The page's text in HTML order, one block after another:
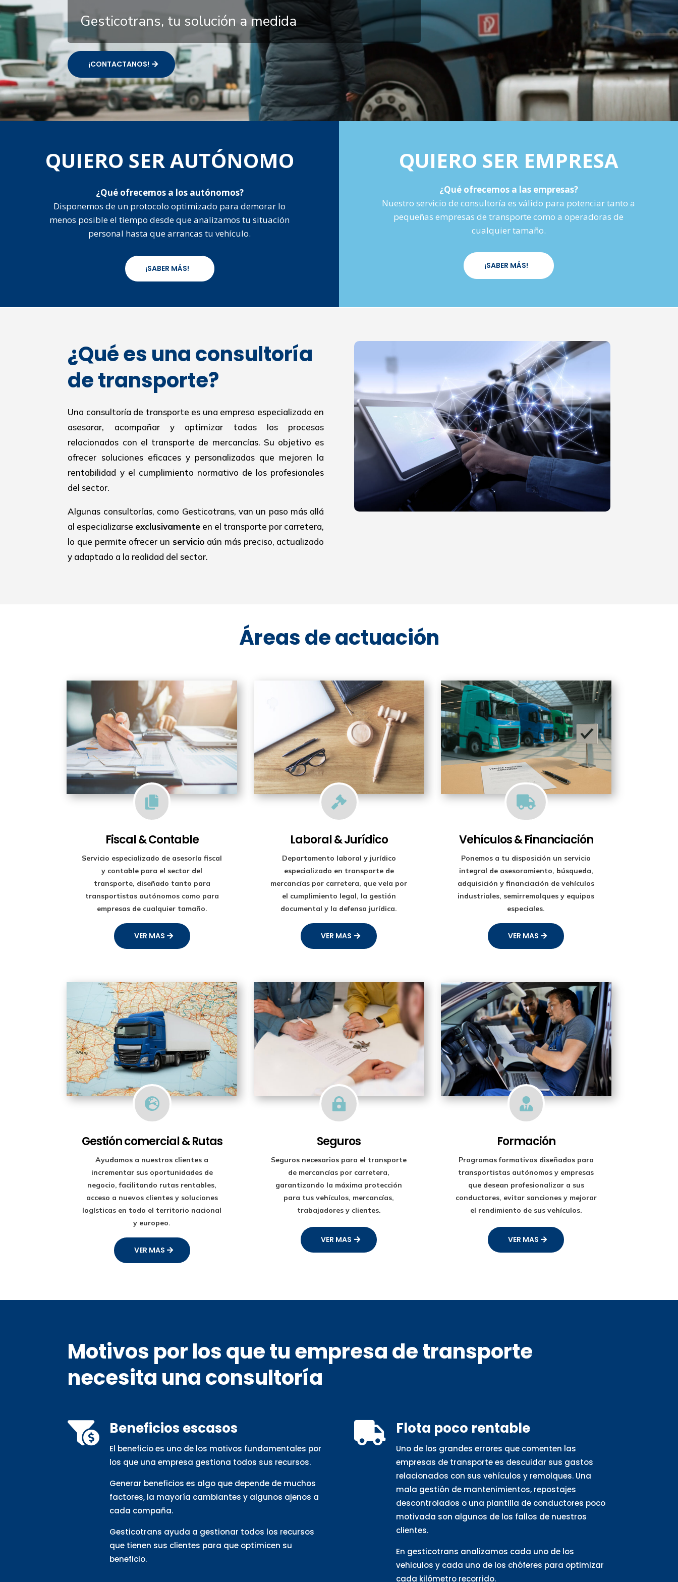
Gesticotrans, tu solución a medida
¡CONTACTANOS!
QUIERO SER AUTÓNOMO
¿Qué ofrecemos a los autónomos?
Disponemos de un protocolo optimizado para demorar lo
menos posible el tiempo desde que analizamos tu situación
personal hasta que arrancas tu vehículo.
¡SABER MÁS!
QUIERO SER EMPRESA
¿Qué ofrecemos a las empresas?
Nuestro servicio de consultoría es válido para potenciar tanto a
pequeñas empresas de transporte como a operadoras de
cualquier tamaño.
¡SABER MÁS!
¿Qué es una consultoría
de transporte?
Una consultoría de transporte es una empresa especializada en
asesorar, acompañar y optimizar todos los procesos
relacionados con el transporte de mercancías. Su objetivo es
ofrecer soluciones eficaces y personalizadas que mejoren la
rentabilidad y el cumplimiento normativo de los profesionales
del sector.
Algunas consultorías, como Gesticotrans, van un paso más allá
al especializarse exclusivamente en el transporte por carretera,
lo que permite ofrecer un servicio aún más preciso, actualizado
y adaptado a la realidad del sector.
Áreas de actuación

Fiscal & Contable
Servicio especializado de asesoría fiscal
y contable para el sector del
transporte, diseñado tanto para
transportistas autónomos como para
empresas de cualquier tamaño.
VER MAS

Laboral & Jurídico
Departamento laboral y jurídico
especializado en transporte de
mercancías por carretera, que vela por
el cumplimiento legal, la gestión
documental y la defensa jurídica.
VER MAS

Vehículos & Financiación
Ponemos a tu disposición un servicio
integral de asesoramiento, búsqueda,
adquisición y financiación de vehículos
industriales, semirremolques y equipos
especiales.
VER MAS

Gestión comercial & Rutas
Ayudamos a nuestros clientes a
incrementar sus oportunidades de
negocio, facilitando rutas rentables,
acceso a nuevos clientes y soluciones
logísticas en todo el territorio nacional
y europeo.
VER MAS

Seguros
Seguros necesarios para el transporte
de mercancías por carretera,
garantizando la máxima protección
para tus vehículos, mercancías,
trabajadores y clientes.
VER MAS

Formación
Programas formativos diseñados para
transportistas autónomos y empresas
que desean profesionalizar a sus
conductores, evitar sanciones y mejorar
el rendimiento de sus vehículos.
VER MAS
Motivos por los que tu empresa de transporte
necesita una consultoría
 Beneficios escasos
El beneficio es uno de los motivos fundamentales por
los que una empresa gestiona todos sus recursos.
Generar beneficios es algo que depende de muchos
factores, la mayoría cambiantes y algunos ajenos a
cada compaña.
Gesticotrans ayuda a gestionar todos los recursos
que tienen sus clientes para que optimicen su
beneficio.
 Flota poco rentable
Uno de los grandes errores que comenten las
empresas de transporte es descuidar sus gastos
relacionados con sus vehículos y remolques. Una
mala gestión de mantenimientos, repostajes
descontrolados o una plantilla de conductores poco
motivada son algunos de los fallos de nuestros
clientes.
En gesticotrans analizamos cada uno de los
vehiculos y cada uno de los chóferes para optimizar
cada kilómetro recorrido.